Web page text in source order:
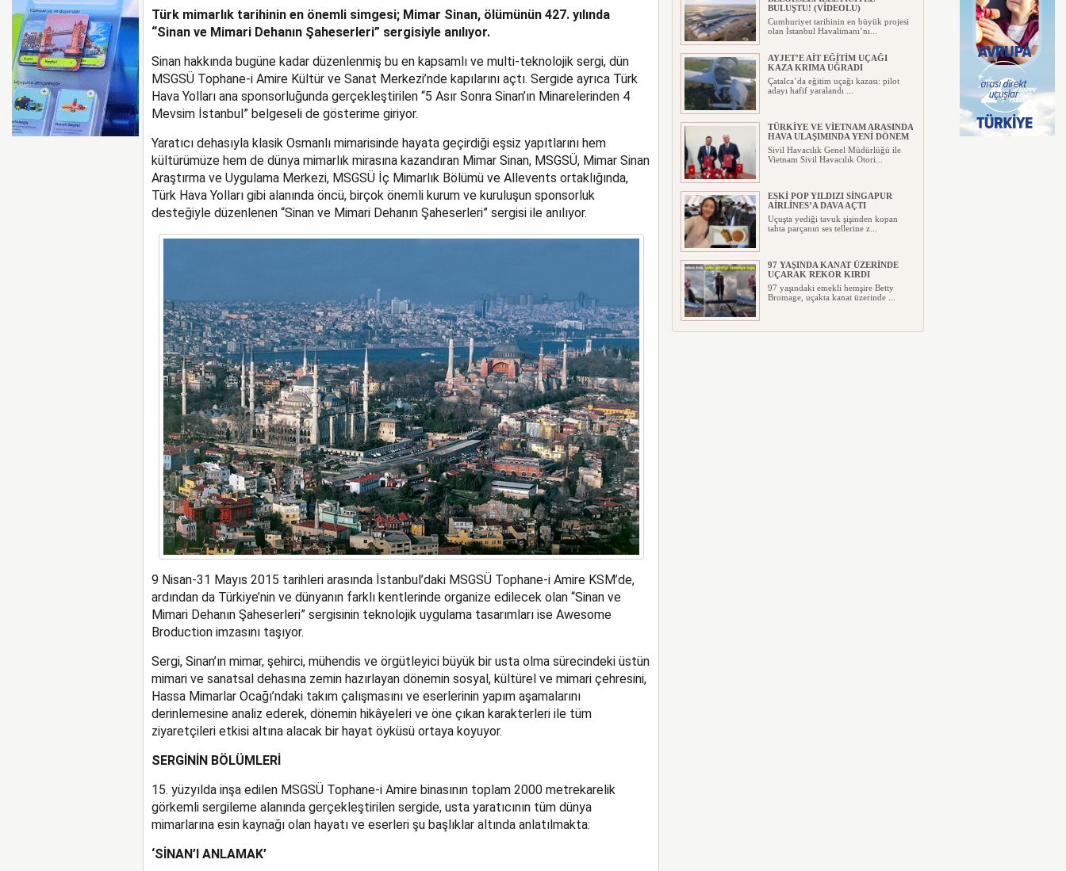
AYJET’TE 137. DÖNEM MEZUNİYETİ
Türk mimarlık tarihinin en önemli simgesi; Mimar Sinan, ölümünün 427. yılında
“Sinan ve Mimari Dehanın Şaheserleri” sergisiyle anılıyor.
Sinan hakkında bugüne kadar düzenlenmiş bu en kapsamlı ve multi-teknolojik sergi, dün
MSGSÜ Tophane-i Amire Kültür ve Sanat Merkezi’nde kapılarını açtı. Sergide ayrıca Türk
Hava Yolları ana sponsorluğunda gerçekleştirilen “5 Asır Sonra Sinan’ın Minarelerinden 4
Mevsim İstanbul” belgeseli de gösterime giriyor.
Yaratıcı dehasıyla klasik Osmanlı mimarisinde hayata geçirdiği eşsiz yapıtlarını hem
kültürümüze hem de dünya mimarlık mirasına kazandıran Mimar Sinan, MSGSÜ, Mimar Sinan
Araştırma ve Uygulama Merkezi, MSGSÜ İç Mimarlık Bölümü ve Allevents ortaklığında,
Türk Hava Yolları gibi alanında öncü, birçok önemli kurum ve kuruluşun sponsorluk
desteğiyle düzenlenen “Sinan ve Mimari Dehanın Şaheserleri” sergisi ile anılıyor.
9 Nisan-31 Mayıs 2015 tarihleri arasında İstanbul’daki MSGSÜ Tophane-i Amire KSM’de,
ardından da Türkiye’nin ve dünyanın farklı kentlerinde organize edilecek olan “Sinan ve
Mimari Dehanın Şaheserleri” sergisinin teknolojik uygulama tasarımları ise Awesome
Broduction imzasını taşıyor.
Sergi, Sinan’ın mimar, şehirci, mühendis ve örgütleyici büyük bir usta olma sürecindeki üstün
mimari ve sanatsal dehasına zemin hazırlayan dönemin sosyal, kültürel ve mimari çehresini,
Hassa Mimarlar Ocağı’ndaki takım çalışmasını ve eserlerinin yapım aşamalarını
derinlemesine analiz ederek, dönemin hikâyeleri ve öne çıkan karakterleri ile tüm
ziyaretçileri etkisi altına alacak bir hayat öyküsü ortaya koyuyor.
SERGİNİN BÖLÜMLERİ
15. yüzyılda inşa edilen MSGSÜ Tophane-i Amire binasının toplam 2000 metrekarelik
görkemli sergileme alanında gerçekleştirilen sergide, usta yaratıcının tüm dünya
mimarlarına esin kaynağı olan hayatı ve eserleri şu başlıklar altında anlatılmakta:
‘SİNAN’I ANLAMAK’
BULUŞTU! (VİDEOLU)
Cumhuriyet tarihinin en büyük projesi
olan İstanbul Havalimanı’nı...
AYJET’E AİT EĞİTİM UÇAĞI
KAZA KRIMA UĞRADI
Çatalca’da eğitim uçağı kazası: pilot
adayı hafif yaralandı ...
TÜRKİYE VE VİETNAM ARASINDA
HAVA ULAŞIMINDA YENİ DÖNEM
Sivil Havacılık Genel Müdürlüğü ile
Vietnam Sivil Havacılık Otori...
ESKİ POP YILDIZI SİNGAPUR
AİRLİNES’A DAVA AÇTI
Uçuşta yediği tavuk şişinden kopan
tahta parçanın ses tellerine z...
97 YAŞINDA KANAT ÜZERİNDE
UÇARAK REKOR KIRDI
97 yaşındaki emekli hemşire Betty
Bromage, uçakta kanat üzerinde ...
TRUMP’IN HELİKOPTERİ